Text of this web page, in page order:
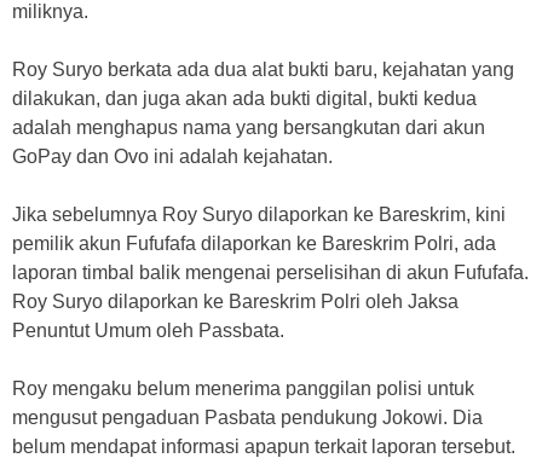
miliknya.
Roy Suryo berkata ada dua alat bukti baru, kejahatan yang
dilakukan, dan juga akan ada bukti digital, bukti kedua
adalah menghapus nama yang bersangkutan dari akun
GoPay dan Ovo ini adalah kejahatan.
Jika sebelumnya Roy Suryo dilaporkan ke Bareskrim, kini
pemilik akun Fufufafa dilaporkan ke Bareskrim Polri, ada
laporan timbal balik mengenai perselisihan di akun Fufufafa.
Roy Suryo dilaporkan ke Bareskrim Polri oleh Jaksa
Penuntut Umum oleh Passbata.
Roy mengaku belum menerima panggilan polisi untuk
mengusut pengaduan Pasbata pendukung Jokowi. Dia
belum mendapat informasi apapun terkait laporan tersebut.